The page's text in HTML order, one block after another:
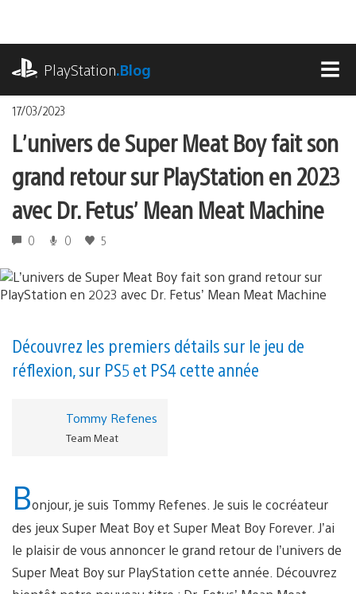
contenu
PlayStation.Blog
17/03/2023
L’univers de Super Meat Boy fait son
grand retour sur PlayStation en 2023
avec Dr. Fetus’ Mean Meat Machine
0 0 5
Découvrez les premiers détails sur le jeu de
réflexion, sur PS5 et PS4 cette année
Tommy Refenes
Team Meat
Bonjour, je suis Tommy Refenes. Je suis le cocréateur
des jeux Super Meat Boy et Super Meat Boy Forever. J’ai
le plaisir de vous annoncer le grand retour de l’univers de
Super Meat Boy sur PlayStation cette année. Découvrez